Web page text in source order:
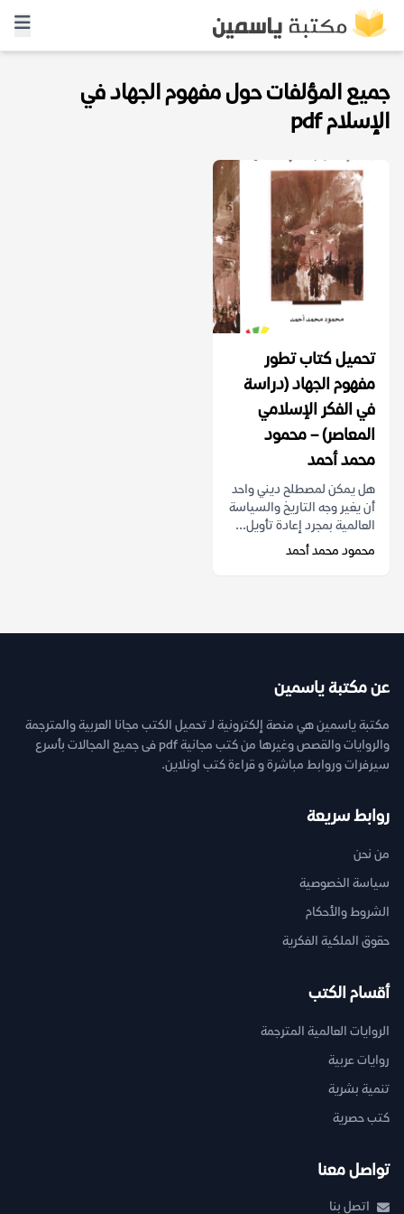
جميع المؤلفات حول مفهوم الجهاد في
الإسلام pdf
تحميل كتاب تطور
مفهوم الجهاد (دراسة
في الفكر الإسلامي
المعاصر) – محمود
محمد أحمد
هل يمكن لمصطلح ديني واحد
أن يغير وجه التاريخ والسياسة
العالمية بمجرد إعادة تأويل...
محمود محمد أحمد
عن مكتبة ياسمين
مكتبة ياسمين هي منصة إلكترونية لـ تحميل الكتب مجانا العربية والمترجمة
والروايات والقصص وغيرها من كتب مجانية pdf فى جميع المجالات بأسرع
سيرفرات وروابط مباشرة و قراءة كتب اونلاين.
روابط سريعة
من نحن
سياسة الخصوصية
الشروط والأحكام
حقوق الملكية الفكرية
أقسام الكتب
الروايات العالمية المترجمة
روايات عربية
تنمية بشرية
كتب حصرية
تواصل معنا
اتصل بنا